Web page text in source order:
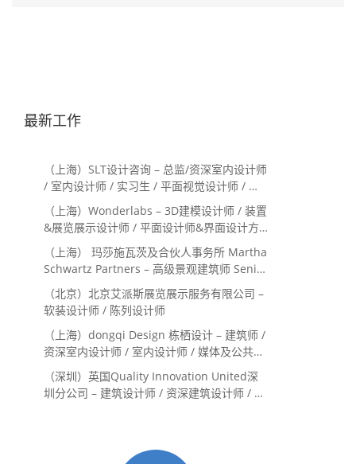
最新工作
（上海）SLT设计咨询 – 总监/资深室内设计师
/ 室内设计师 / 实习生 / 平面视觉设计师 / 项
目经理/中后期负责人 / 媒体公关负责人 / 服
务体验设计师
（上海）Wonderlabs – 3D建模设计师 / 装置
&展览展示设计师 / 平面设计师&界面设计方
向
（上海） 玛莎施瓦茨及合伙人事务所 Martha
Schwartz Partners – 高级景观建筑师 Senior
Landscape Designer / 景观建筑师
Landscape Designer
（北京）北京艾派斯展览展示服务有限公司 –
软装设计师 / 陈列设计师
（上海）dongqi Design 栋栖设计 – 建筑师 /
资深室内设计师 / 室内设计师 / 媒体及公共关
系主管 / 设计实习生（常年招聘）
（深圳）英国Quality Innovation United深
圳分公司 – 建筑设计师 / 资深建筑设计师 / 室